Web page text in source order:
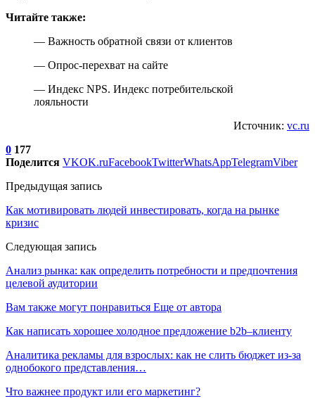
Читайте также:
— Важность обратной связи от клиентов
— Опрос-перехват на сайте
— Индекс NPS. Индекс потребительской
лояльности
Источник: vc.ru
0 177
Поделится VKOK.ruFacebookTwitterWhatsAppTelegramViber
Предыдущая запись
Как мотивировать людей инвестировать, когда на рынке
кризис
Следующая запись
Анализ рынка: как определить потребности и предпочтения
целевой аудитории
Вам также могут понравиться Еще от автора
Как написать хорошее холодное предложение b2b–клиенту
Аналитика рекламы для взрослых: как не слить бюджет из-за
однобокого представления…
Что важнее продукт или его маркетинг?